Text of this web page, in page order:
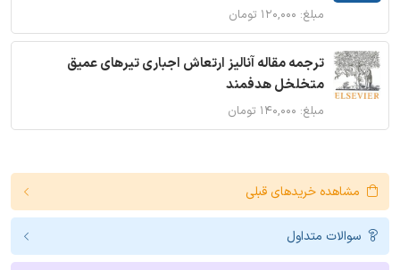
مبلغ: ۱۲۰,۰۰۰ تومان
ترجمه مقاله آنالیز ارتعاش اجباری تیرهای عمیق
متخلخل هدفمند
مبلغ: ۱۴۰,۰۰۰ تومان
مشاهده خریدهای قبلی
سوالات متداول